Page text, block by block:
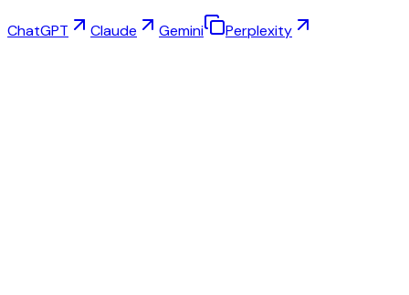
ChatGPT Claude Gemini Perplexity